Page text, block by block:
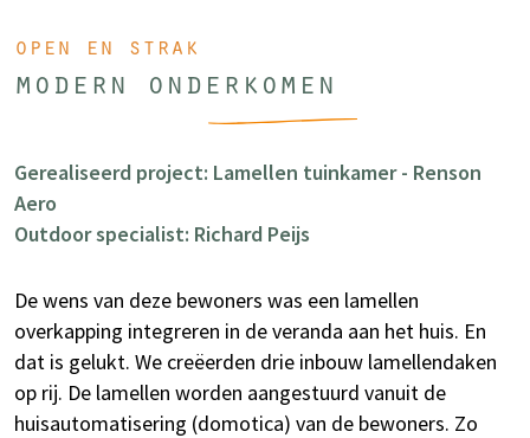
open en strak
modern onderkomen
Gerealiseerd project: Lamellen tuinkamer - Renson
Aero
Outdoor specialist: Richard Peijs
De wens van deze bewoners was een lamellen
overkapping integreren in de veranda aan het huis. En
dat is gelukt. We creëerden drie inbouw lamellendaken
op rij. De lamellen worden aangestuurd vanuit de
huisautomatisering (domotica) van de bewoners. Zo